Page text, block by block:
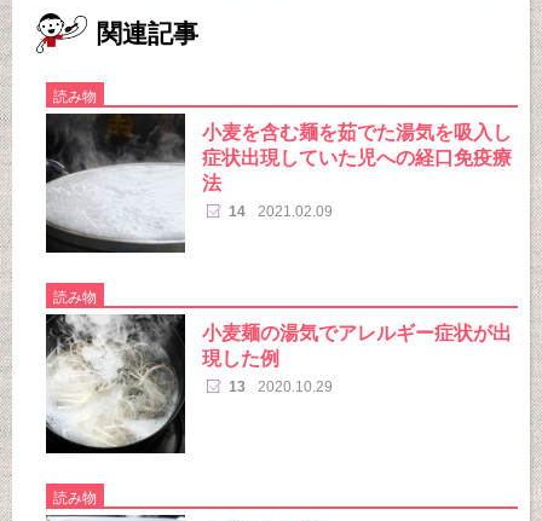
関連記事
読み物
小麦を含む麺を茹でた湯気を吸入し
症状出現していた児への経口免疫療
法
14 2021.02.09
読み物
小麦麺の湯気でアレルギー症状が出
現した例
13 2020.10.29
読み物